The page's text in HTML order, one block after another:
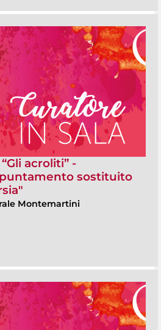
acroliti” -
sostituito
Montemartini